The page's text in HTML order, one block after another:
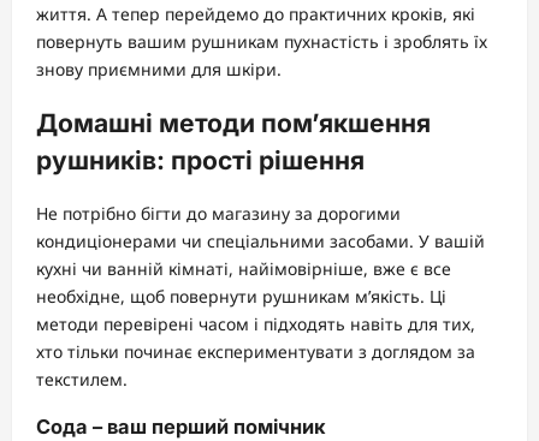
життя. А тепер перейдемо до практичних кроків, які
повернуть вашим рушникам пухнастість і зроблять їх
знову приємними для шкіри.
Домашні методи пом’якшення
рушників: прості рішення
Не потрібно бігти до магазину за дорогими
кондиціонерами чи спеціальними засобами. У вашій
кухні чи ванній кімнаті, найімовірніше, вже є все
необхідне, щоб повернути рушникам м’якість. Ці
методи перевірені часом і підходять навіть для тих,
хто тільки починає експериментувати з доглядом за
текстилем.
Сода – ваш перший помічник